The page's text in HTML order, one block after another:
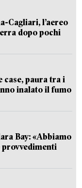
Cagliari, l’aereo
dopo pochi
case, paura tra i
inalato il fumo
Bay: «Abbiamo